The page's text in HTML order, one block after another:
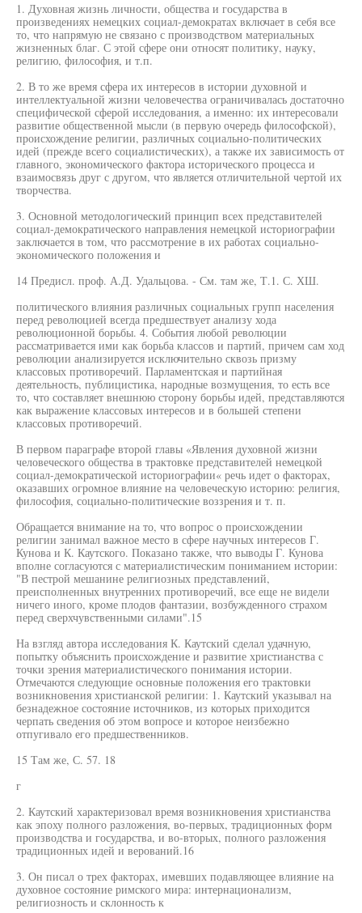
1. Духовная жизнь личности, общества и государства в
произведениях немецких социал-демократах включает в себя все
то, что напрямую не связано с производством материальных
жизненных благ. С этой сфере они относят политику, науку,
религию, философия, и т.п.
2. В то же время сфера их интересов в истории духовной и
интеллектуальной жизни человечества ограничивалась достаточно
специфической сферой исследования, а именно: их интересовали
развитие общественной мысли (в первую очередь философской),
происхождение религии, различных социально-политических
идей (прежде всего социалистических), а также их зависимость от
главного, экономического фактора исторического процесса и
взаимосвязь друг с другом, что является отличительной чертой их
творчества.
3. Основной методологический принцип всех представителей
социал-демократического направления немецкой историографии
заключается в том, что рассмотрение в их работах социально-
экономического положения и
14 Предисл. проф. А.Д. Удальцова. - См. там же, Т.1. С. ХШ.
политического влияния различных социальных групп населения
перед революцией всегда предшествует анализу хода
революционной борьбы. 4. События любой революции
рассматривается ими как борьба классов и партий, причем сам ход
революции анализируется исключительно сквозь призму
классовых противоречий. Парламентская и партийная
деятельность, публицистика, народные возмущения, то есть все
то, что составляет внешнюю сторону борьбы идей, представляются
как выражение классовых интересов и в большей степени
классовых противоречий.
В первом параграфе второй главы «Явления духовной жизни
человеческого общества в трактовке представителей немецкой
социал-демократической историографии« речь идет о факторах,
оказавших огромное влияние на человеческую историю: религия,
философия, социально-политические воззрения и т. п.
Обращается внимание на то, что вопрос о происхождении
религии занимал важное место в сфере научных интересов Г.
Кунова и К. Каутского. Показано также, что выводы Г. Кунова
вполне согласуются с материалистическим пониманием истории:
"В пестрой мешанине религиозных представлений,
преисполненных внутренних противоречий, все еще не видели
ничего иного, кроме плодов фантазии, возбужденного страхом
перед сверхчувственными силами".15
На взгляд автора исследования К. Каутский сделал удачную,
попытку объяснить происхождение и развитие христианства с
точки зрения материалистического понимания истории.
Отмечаются следующие основные положения его трактовки
возникновения христианской религии: 1. Каутский указывал на
безнадежное состояние источников, из которых приходится
черпать сведения об этом вопросе и которое неизбежно
отпугивало его предшественников.
15 Там же, С. 57. 18
г
2. Каутский характеризовал время возникновения христианства
как эпоху полного разложения, во-первых, традиционных форм
производства и государства, и во-вторых, полного разложения
традиционных идей и верований.16
3. Он писал о трех факторах, имевших подавляющее влияние на
духовное состояние римского мира: интернационализм,
религиозность и склонность к